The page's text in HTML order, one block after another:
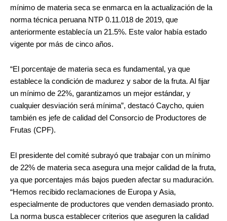
mínimo de materia seca se enmarca en la actualización de la
norma técnica peruana NTP 0.11.018 de 2019, que
anteriormente establecía un 21.5%. Este valor había estado
vigente por más de cinco años.
“El porcentaje de materia seca es fundamental, ya que
establece la condición de madurez y sabor de la fruta. Al fijar
un mínimo de 22%, garantizamos un mejor estándar, y
cualquier desviación será mínima”, destacó Caycho, quien
también es jefe de calidad del Consorcio de Productores de
Frutas (CPF).
El presidente del comité subrayó que trabajar con un mínimo
de 22% de materia seca asegura una mejor calidad de la fruta,
ya que porcentajes más bajos pueden afectar su maduración.
“Hemos recibido reclamaciones de Europa y Asia,
especialmente de productores que venden demasiado pronto.
La norma busca establecer criterios que aseguren la calidad